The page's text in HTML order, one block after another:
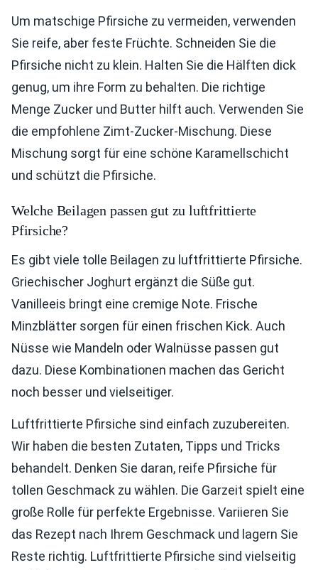
Um matschige Pfirsiche zu vermeiden, verwenden
Sie reife, aber feste Früchte. Schneiden Sie die
Pfirsiche nicht zu klein. Halten Sie die Hälften dick
genug, um ihre Form zu behalten. Die richtige
Menge Zucker und Butter hilft auch. Verwenden Sie
die empfohlene Zimt-Zucker-Mischung. Diese
Mischung sorgt für eine schöne Karamellschicht
und schützt die Pfirsiche.
Welche Beilagen passen gut zu luftfrittierte
Pfirsiche?
Es gibt viele tolle Beilagen zu luftfrittierte Pfirsiche.
Griechischer Joghurt ergänzt die Süße gut.
Vanilleeis bringt eine cremige Note. Frische
Minzblätter sorgen für einen frischen Kick. Auch
Nüsse wie Mandeln oder Walnüsse passen gut
dazu. Diese Kombinationen machen das Gericht
noch besser und vielseitiger.
Luftfrittierte Pfirsiche sind einfach zuzubereiten.
Wir haben die besten Zutaten, Tipps und Tricks
behandelt. Denken Sie daran, reife Pfirsiche für
tollen Geschmack zu wählen. Die Garzeit spielt eine
große Rolle für perfekte Ergebnisse. Variieren Sie
das Rezept nach Ihrem Geschmack und lagern Sie
Reste richtig. Luftfrittierte Pfirsiche sind vielseitig